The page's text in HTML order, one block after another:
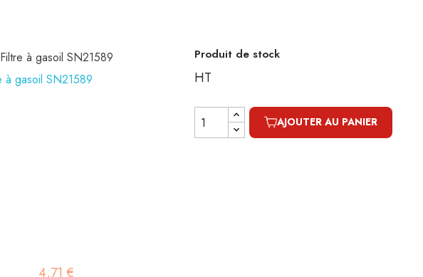
Filtre à gasoil SN21589
4,71 €
Produit de stock
HT
AJOUTER AU PANIER